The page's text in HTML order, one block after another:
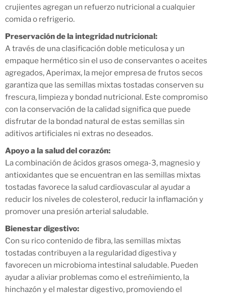
crujientes agregan un refuerzo nutricional a cualquier
comida o refrigerio.
Preservación de la integridad nutricional:
A través de una clasificación doble meticulosa y un
empaque hermético sin el uso de conservantes o aceites
agregados, Aperimax, la mejor empresa de frutos secos
garantiza que las semillas mixtas tostadas conserven su
frescura, limpieza y bondad nutricional. Este compromiso
con la conservación de la calidad significa que puede
disfrutar de la bondad natural de estas semillas sin
aditivos artificiales ni extras no deseados.
Apoyo a la salud del corazón:
La combinación de ácidos grasos omega-3, magnesio y
antioxidantes que se encuentran en las semillas mixtas
tostadas favorece la salud cardiovascular al ayudar a
reducir los niveles de colesterol, reducir la inflamación y
promover una presión arterial saludable.
Bienestar digestivo:
Con su rico contenido de fibra, las semillas mixtas
tostadas contribuyen a la regularidad digestiva y
favorecen un microbioma intestinal saludable. Pueden
ayudar a aliviar problemas como el estreñimiento, la
hinchazón y el malestar digestivo, promoviendo el